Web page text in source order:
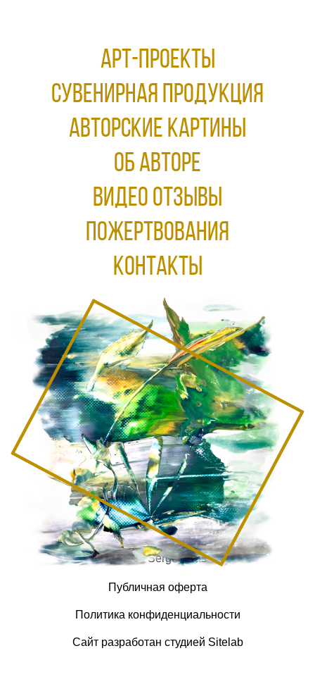
АРТ-ПРОЕКТЫ
Сувенирная продукция
АВТОРСКИЕ КАРТИНЫ
ОБ АВТОРЕ
ВИДЕО ОТЗЫВЫ
ПОЖЕРТВОВАНИЯ
КОНТАКТЫ
© 2026 Sergey Das
Публичная оферта
Политика конфиденциальности
Сайт разработан студией Sitelab